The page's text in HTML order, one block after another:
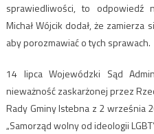
sprawiedliwości, to odpowiedź
Michał Wójcik dodał, że zamierza
aby porozmawiać o tych sprawach.
14 lipca Wojewódzki Sąd
nieważność zaskarżonej przez
Rady Gminy Istebna z 2 września
„Samorząd wolny od ideologii